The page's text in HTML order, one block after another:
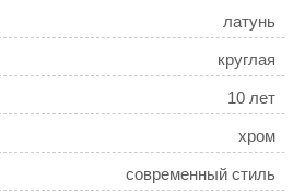
латунь
круглая
10 лет
хром
современный стиль